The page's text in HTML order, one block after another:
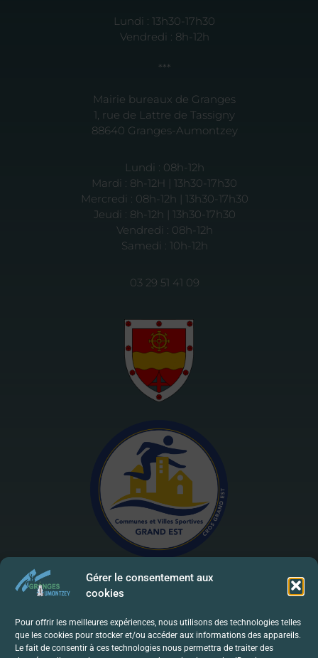
Gérer le consentement aux
cookies
Pour offrir les meilleures expériences, nous utilisons des technologies telles
que les cookies pour stocker et/ou accéder aux informations des appareils.
Le fait de consentir à ces technologies nous permettra de traiter des
Lundi : 13h30-17h30
Vendredi : 8h-12h
***
Mairie bureaux de Granges
1, rue de Lattre de Tassigny
88640 Granges-Aumontzey
Lundi : 08h-12h
Mardi : 8h-12H | 13h30-17h30
Mercredi : 08h-12h | 13h30-17h30
Jeudi : 8h-12h | 13h30-17h30
Vendredi : 08h-12h
Samedi : 10h-12h
03 29 51 41 09
Mentions Légales | RGPD
Politique De Confidentialité